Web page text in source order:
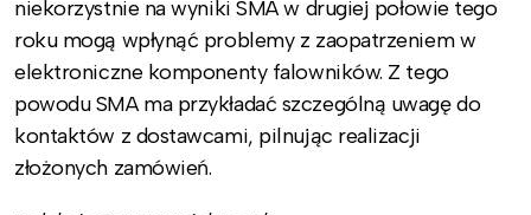
niekorzystnie na wyniki SMA w drugiej połowie tego
roku mogą wpłynąć problemy z zaopatrzeniem w
elektroniczne komponenty falowników. Z tego
powodu SMA ma przykładać szczególną uwagę do
kontaktów z dostawcami, pilnując realizacji
złożonych zamówień.